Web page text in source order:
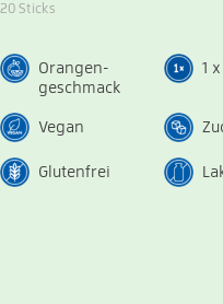
20 Sticks
Orangen-
geschmack
1
Vegan
Glutenfrei